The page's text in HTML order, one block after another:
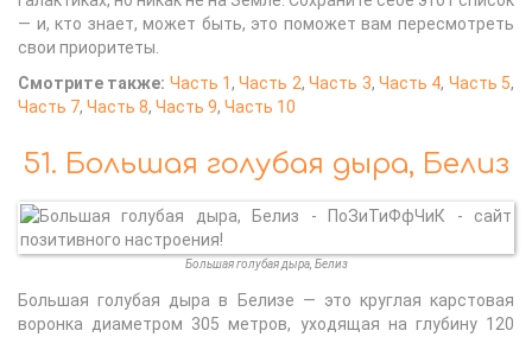
— и, кто знает, может быть, это поможет вам пересмотреть
свои приоритеты.
Смотрите также: Часть 1,Часть 2,Часть 3, Часть 4, Часть 5,
Часть 7, Часть 8, Часть 9, Часть 10
51. Большая голубая дыра, Белиз
Большая голубая дыра, Белиз
Большая голубая дыра в Белизе — это круглая карстовая
воронка диаметром 305 метров, уходящая на глубину 120